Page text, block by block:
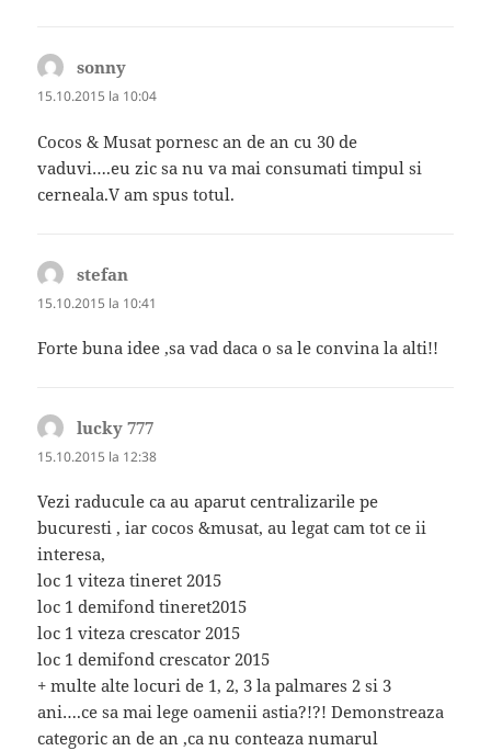
sonny
15.10.2015 la 10:04
Cocos & Musat pornesc an de an cu 30 de
vaduvi….eu zic sa nu va mai consumati timpul si
cerneala.V am spus totul.
stefan
15.10.2015 la 10:41
Forte buna idee ,sa vad daca o sa le convina la alti!!
lucky 777
15.10.2015 la 12:38
Vezi raducule ca au aparut centralizarile pe
bucuresti , iar cocos &musat, au legat cam tot ce ii
interesa,
loc 1 viteza tineret 2015
loc 1 demifond tineret2015
loc 1 viteza crescator 2015
loc 1 demifond crescator 2015
+ multe alte locuri de 1, 2, 3 la palmares 2 si 3
ani….ce sa mai lege oamenii astia?!?! Demonstreaza
categoric an de an ,ca nu conteaza numarul